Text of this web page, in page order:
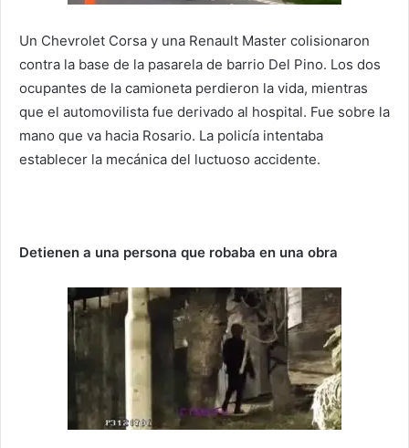
Un Chevrolet Corsa y una Renault Master colisionaron
contra la base de la pasarela de barrio Del Pino. Los dos
ocupantes de la camioneta perdieron la vida, mientras
que el automovilista fue derivado al hospital. Fue sobre la
mano que va hacia Rosario. La policía intentaba
establecer la mecánica del luctuoso accidente.
Detienen a una persona que robaba en una obra